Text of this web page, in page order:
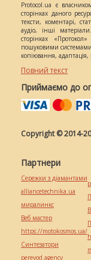
Protocol.ua є
сторінках даного
тексти, коментарі,
аудіо, інші
сторінках
пошуковими системами
копіювання,
Повний текст
Приймаємо до
Copyright © 2014-
Партнери
Сережки з діамантами
alliancetechnika.ua
миралинкс
Веб мастер
https://motokosmos.ua/
Синтезатори
perevod.agency